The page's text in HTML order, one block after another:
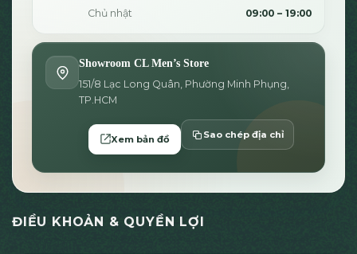
Chủ nhật
09:00 – 19:00
Showroom CL Men’s Store
151/8 Lạc Long Quân, Phường Minh Phụng,
TP.HCM
Xem bản đồ Sao chép địa chỉ
ĐIỀU KHOẢN & QUYỀN LỢI